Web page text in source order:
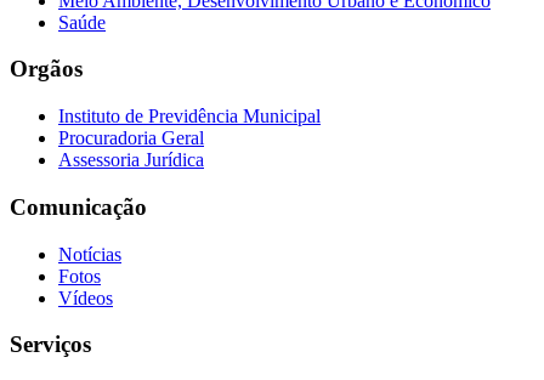
Saúde
Orgãos
Instituto de Previdência Municipal
Procuradoria Geral
Assessoria Jurídica
Comunicação
Notícias
Fotos
Vídeos
Serviços